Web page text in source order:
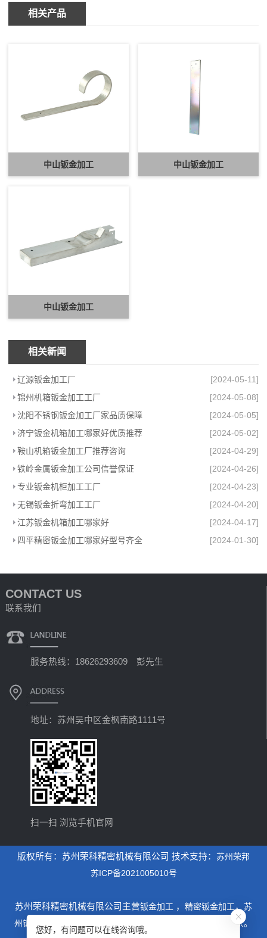
相关产品
中山钣金加工 中山钣金加工
中山钣金加工
相关新闻
辽源钣金加工厂
[2024-05-11]
锦州机箱钣金加工工厂
[2024-05-08]
沈阳不锈钢钣金加工厂家品质保障
[2024-05-05]
济宁钣金机箱加工哪家好优质推荐
[2024-05-02]
鞍山机箱钣金加工厂推荐咨询
[2024-04-29]
铁岭金属钣金加工公司信誉保证
[2024-04-26]
专业钣金机柜加工工厂
[2024-04-23]
无锡钣金折弯加工工厂
[2024-04-20]
江苏钣金机箱加工哪家好
[2024-04-17]
四平精密钣金加工哪家好型号齐全
[2024-01-30]
CONTACT US
联系我们
服务热线：18626293609 彭先生
地址：苏州吴中区金枫南路1111号
扫一扫 浏览手机官网
版权所有：苏州荣科精密机械有限公司 技术支持： 苏州荣邦
苏ICP备2021005010号
苏州荣科精密机械有限公司主营钣金加工 ， 精密钣金加工， 苏
州钣金加工
，是一家专业从事设计制造钣金加工为主的厂家。
您好，有问题可以在线咨询哦。